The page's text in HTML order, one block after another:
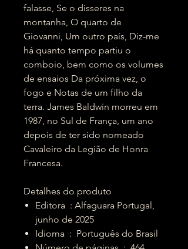
falasse, Se o disseres na
montanha, O quarto de
Giovanni, Um outro país, Diz-me
há quanto tempo partiu o
comboio, bem como os volumes
de ensaios Da próxima vez, o
fogo e Notas de um filho da
terra. James Baldwin morreu em
1987, no Sul de França, um ano
depois de ter sido nomeado
Cavaleiro da Legião de Honra
Francesa.
Detalhes do produto
Editora ‏ : ‎Alfaguara Portugal,
junho de 2025
Idioma ‏ : ‎ Português do Brasil